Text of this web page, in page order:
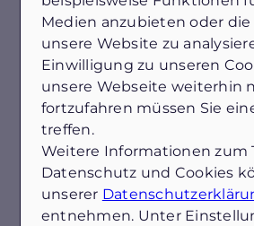
Lübeck & Bad
Wann lohnt sich
Praxisbeispielen
Sperrmüll-Termin oder doch
Entrümpelungsfirma? Dieser
Bad Schwartau zeigt 2026
welche Lösung lohnt – inkl.
Aufwand und Beispielen aus
Mehr erfahren
Medien anzubieten oder
unsere Website zu
Einwilligung zu unseren
unsere Webseite weiterhin
fortzufahren müssen Sie
treffen.
Weitere Informationen zum
Datenschutz und Cookies
unserer
entnehmen. Unter